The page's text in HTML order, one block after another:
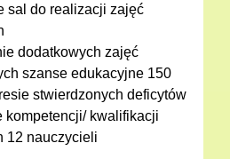
sal do realizacji zajęć
dodatkowych zajęć
szanse edukacyjne 150
stwierdzonych deficytów
kompetencji/ kwalifikacji
12 nauczycieli